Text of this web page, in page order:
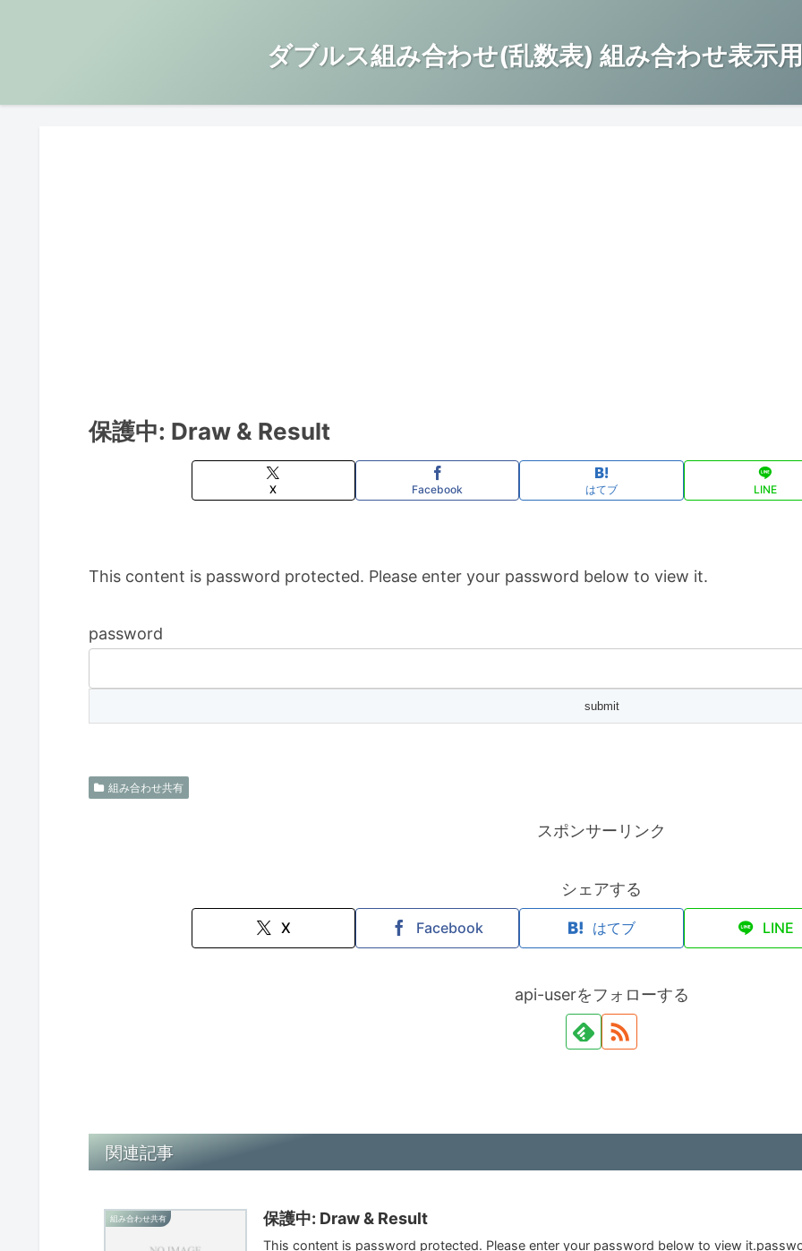
ダブルス組み合わせ(乱数表) 組み合わせ表示
保護中: Draw & Result
X Facebook はてブ LINE
This content is password protected. Please enter your password below to view it.
password
組み合わせ共有
スポンサーリンク
シェアする
X Facebook はてブ LINE
api-userをフォローする
関連記事
組み合わせ共有 保護中: Draw & Result
This content is password protected. Please enter your password below to view